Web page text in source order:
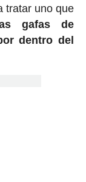
tratar uno que
gafas de
dentro del